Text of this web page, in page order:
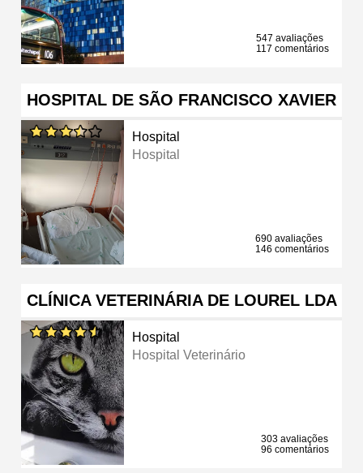
547 avaliações
117 comentários
HOSPITAL DE SÃO FRANCISCO XAVIER
Hospital
Hospital
690 avaliações
146 comentários
CLÍNICA VETERINÁRIA DE LOUREL LDA
Hospital
Hospital Veterinário
303 avaliações
96 comentários